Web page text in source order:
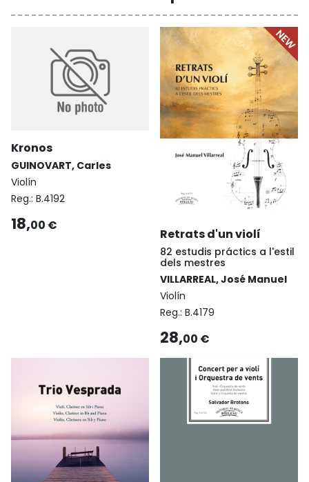
Kronos
GUINOVART, Carles
Violín
Reg.: B.4192
18,00 €
Retrats d'un violí
82 estudis práctics a l'estil
dels mestres
VILLARREAL, José Manuel
Violín
Reg.: B.4179
28,00 €